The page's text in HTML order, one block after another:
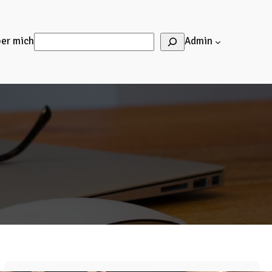
michSuchen Admin